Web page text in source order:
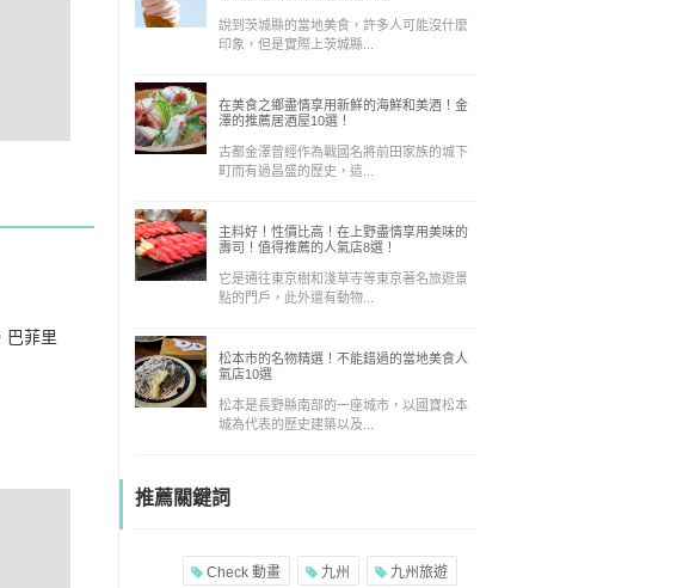
巴菲里
說到茨城縣的當地美食，許多人可能沒什麼
印象，但是實際上茨城縣...
在美食之鄉盡情享用新鮮的海鮮和美酒！金
澤的推薦居酒屋10選！
古都金澤曾經作為戰國名將前田家族的城下
町而有過昌盛的歷史，這...
主料好！性價比高！在上野盡情享用美味的
壽司！值得推薦的人氣店8選！
它是通往東京樹和淺草寺等東京著名旅遊景
點的門戶，此外還有動物...
松本市的名物精選！不能錯過的當地美食人
氣店10選
松本是長野縣南部的一座城市，以國寶松本
城為代表的歷史建築以及...
推薦關鍵詞
Check 動畫 九州 九州旅遊